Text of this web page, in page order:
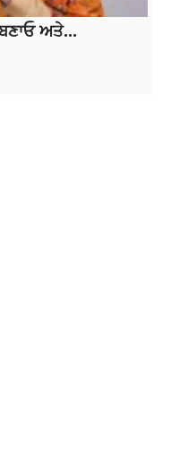
ਅਤੇ...